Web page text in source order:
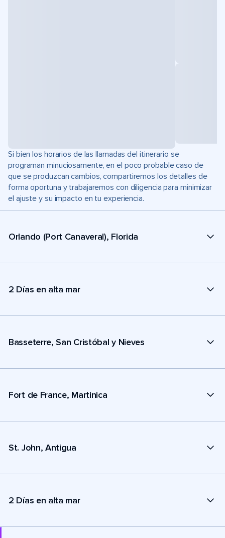
Si bien los horarios de las llamadas del itinerario se
programan minuciosamente, en el poco probable caso de
que se produzcan cambios, compartiremos los detalles de
forma oportuna y trabajaremos con diligencia para minimizar
el ajuste y su impacto en tu experiencia.
Orlando (Port Canaveral), Florida
2 Días en alta mar
Basseterre, San Cristóbal y Nieves
Fort de France, Martinica
St. John, Antigua
2 Días en alta mar